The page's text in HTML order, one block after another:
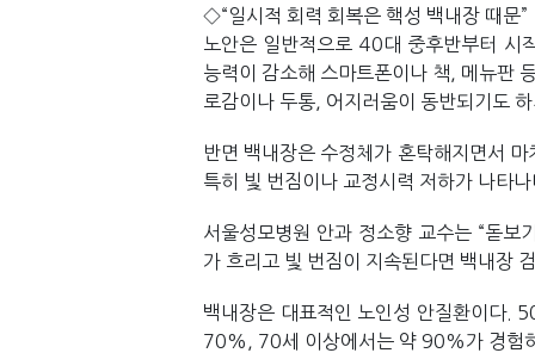
◇“일시적 회력 회복은 핵성 백내장 때문”
노안은 일반적으로 40대 중후반부터 시
능력이 감소해 스마트폰이나 책, 메뉴판
로감이나 두통, 어지러움이 동반되기도
반면 백내장은 수정체가 혼탁해지면서
특히 빛 번짐이나 교정시력 저하가 나타
서울성모병원 안과 정소향 교수는 “돋보
가 흐리고 빛 번짐이 지속된다면 백내장
백내장은 대표적인 노인성 안질환이다.
70%, 70세 이상에서는 약 90%가 경험